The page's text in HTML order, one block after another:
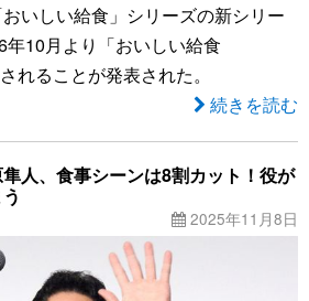
いしい給食」シリーズの新シリー
10月より「おいしい給食
れることが発表された。
続きを読む
隼人、食事シーンは8割カット！役が
2025年11月8日